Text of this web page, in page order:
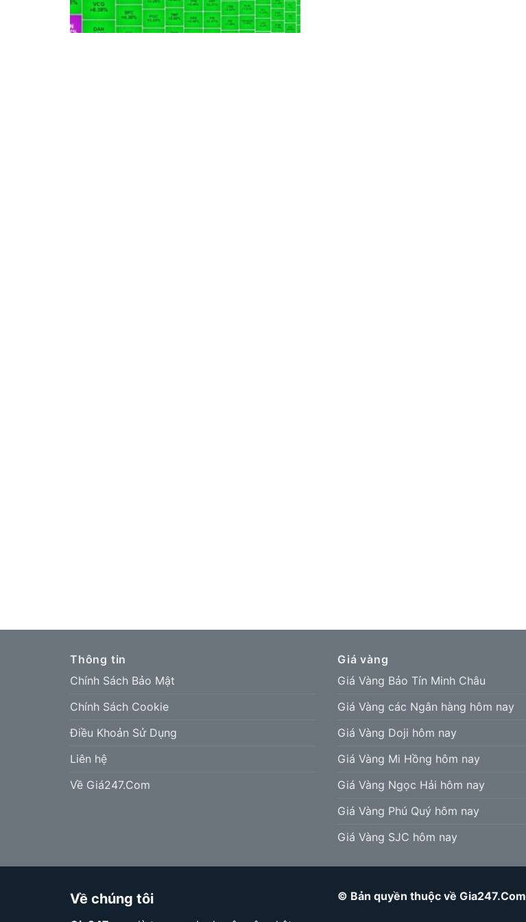
Thông tin
Chính Sách Bảo Mật
Chính Sách Cookie
Điều Khoản Sử Dụng
Liên hệ
Về Giá247.Com
Giá vàng
Giá Vàng Bảo Tín Minh Châu
Giá Vàng các Ngân hàng hôm nay
Giá Vàng Doji hôm nay
Giá Vàng Mi Hồng hôm nay
Giá Vàng Ngọc Hải hôm nay
Giá Vàng Phú Quý hôm nay
Giá Vàng SJC hôm nay
Về chúng tôi © Bản quyền thuộc về Gia247.Com